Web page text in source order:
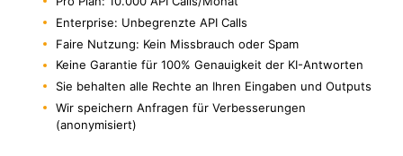
Enterprise: Unbegrenzte API Calls
Faire Nutzung: Kein Missbrauch oder Spam
Keine Garantie für 100% Genauigkeit der KI-Antworten
Sie behalten alle Rechte an Ihren Eingaben und Outputs
Wir speichern Anfragen für Verbesserungen
(anonymisiert)